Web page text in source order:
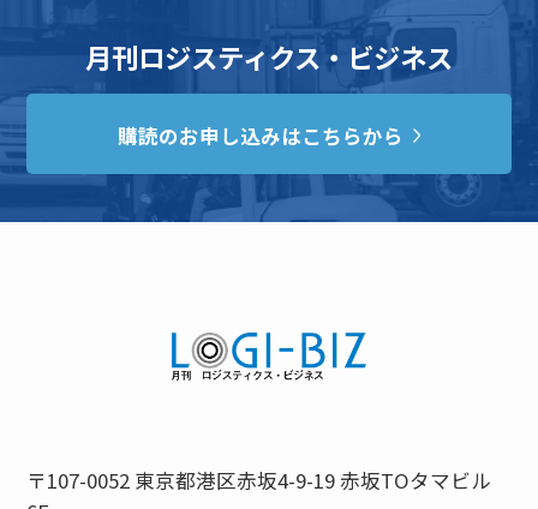
月刊ロジスティクス・ビジネス
購読のお申し込みはこちらから
〒107-0052 東京都港区赤坂4-9-19 赤坂TOタマビル